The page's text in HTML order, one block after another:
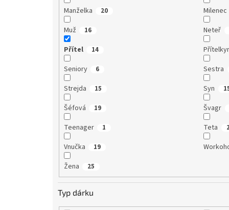
Manželka 20 Milenec
Muž 16 Neteř
Přítel 14
Seniory 6 Sestra
Strejda 15 Syn
Šéfová 19 Švagr
Teenager 1 Teta
Vnučka 19
Žena 25
Typ dárku